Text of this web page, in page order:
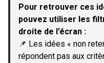
Pour retrouver ces
pouvez utiliser les
droite de l’écran :
📌 Les idées « non
répondent pas aux